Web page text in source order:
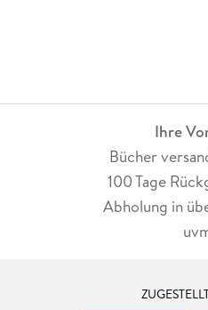
5. Auswählen und maskieren . . .
Rund und weich zuschneiden . .
Einen Himmel vergrößern . . .
Ihre
Bücher
100 Tage
Abholung in